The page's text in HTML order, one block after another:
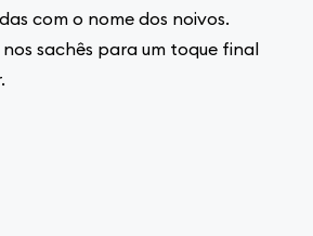
com o nome dos noivos.
nos sachês para um toque final